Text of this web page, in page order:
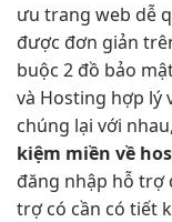
ưu trang web dễ
được đơn giản
buộc 2 đồ bảo
và Hosting hợp lý
chúng lại với
kiệm miền về
đăng nhập hỗ trợ
trợcó cần có tiết